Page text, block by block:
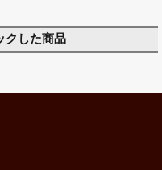
クした商品